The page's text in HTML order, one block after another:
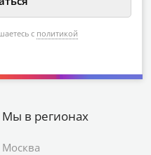
с политикой
Мы в регионах
Москва